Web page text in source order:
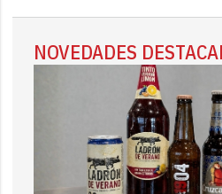
NOVEDADES